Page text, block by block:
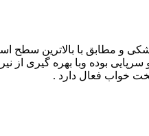
با بهره گیری از مدرن ترین تجهیزات
بوده وبا بهره گیری